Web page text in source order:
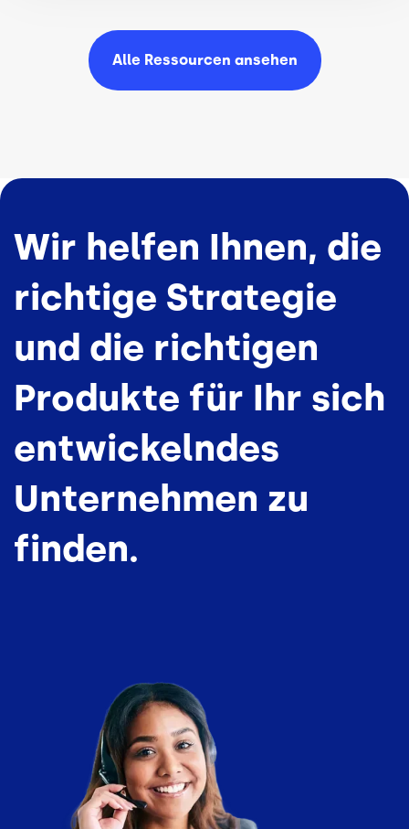
Alle Ressourcen ansehen
Wir helfen Ihnen, die
richtige Strategie
und die richtigen
Produkte für Ihr sich
entwickelndes
Unternehmen zu
finden.